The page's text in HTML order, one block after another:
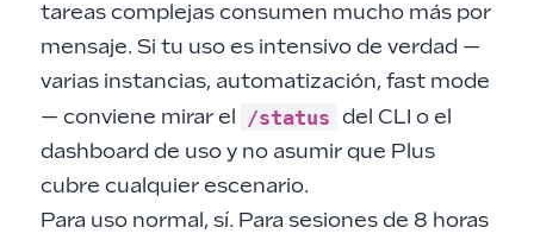
tareas complejas consumen mucho más por
mensaje. Si tu uso es intensivo de verdad —
varias instancias, automatización, fast mode
— conviene mirar el /status del CLI o el
dashboard de usoy no asumir que Plus
cubre cualquier escenario.
Para uso normal, sí. Para sesiones de 8 horas